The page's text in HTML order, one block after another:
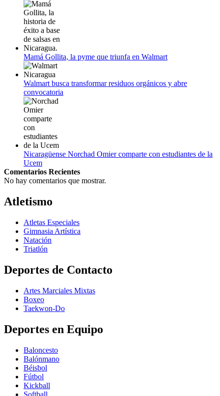
Mamá Gollita, la pyme que triunfa en Walmart
Walmart busca transformar residuos orgánicos y abre
convocatoria
Nicaragüense Norchad Omier comparte con estudiantes de la
Ucem
Comentarios Recientes
No hay comentarios que mostrar.
Atletismo
Atletas Especiales
Gimnasia Artística
Natación​
Triatlón​
Deportes de Contacto
Artes Marciales Mixtas
Boxeo
Taekwon-Do
Deportes en Equipo
Baloncesto
Balónmano
Béisbol
Fútbol
Kickball​
Softball​